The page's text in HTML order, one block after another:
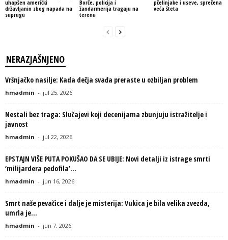
uhapšen američki
državljanin zbog napada na
suprugu
Borče, policija i
žandarmerija tragaju na
terenu
pčelinjake i useve, sprečena
veća šteta
NERAZJAŠNJENO
Vršnjačko nasilje: Kada dečja svađa preraste u ozbiljan problem
hmadmin - jul 25, 2026
Nestali bez traga: Slučajevi koji decenijama zbunjuju istražitelje i
javnost
hmadmin - jul 22, 2026
EPSTAJN VIŠE PUTA POKUŠAO DA SE UBIJE: Novi detalji iz istrage smrti
‘milijardera pedofila’...
hmadmin - jun 16, 2026
Smrt naše pevačice i dalje je misterija: Vukica je bila velika zvezda,
umrla je...
hmadmin - jun 7, 2026